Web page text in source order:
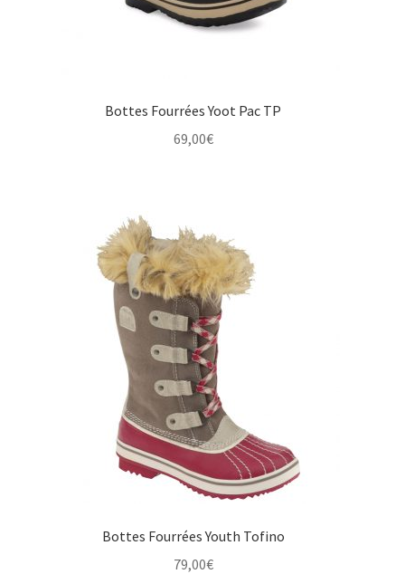
Bottes Fourrées Yoot Pac TP
69,00€
Bottes Fourrées Youth Tofino
79,00€